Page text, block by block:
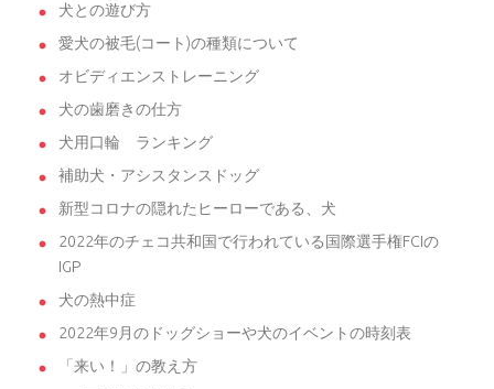
犬との遊び方
愛犬の被毛(コート)の種類について
オビディエンストレーニング
犬の歯磨きの仕方
犬用口輪 ランキング
補助犬・アシスタンスドッグ
新型コロナの隠れたヒーローである、犬
2022年のチェコ共和国で行われている国際選手権FCIの
IGP
犬の熱中症
2022年9月のドッグショーや犬のイベントの時刻表
「来い！」の教え方